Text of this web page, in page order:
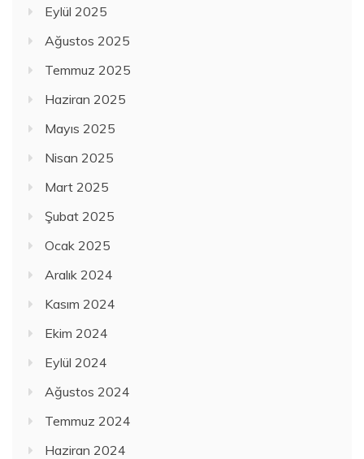
Eylül 2025
Ağustos 2025
Temmuz 2025
Haziran 2025
Mayıs 2025
Nisan 2025
Mart 2025
Şubat 2025
Ocak 2025
Aralık 2024
Kasım 2024
Ekim 2024
Eylül 2024
Ağustos 2024
Temmuz 2024
Haziran 2024